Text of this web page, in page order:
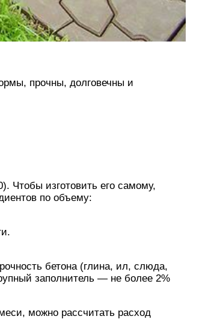
прочны, долговечны и
Чтобы изготовить его самому,
по объему:
бетона (глина, ил, слюда,
заполнитель — не более 2%
можно рассчитать расход